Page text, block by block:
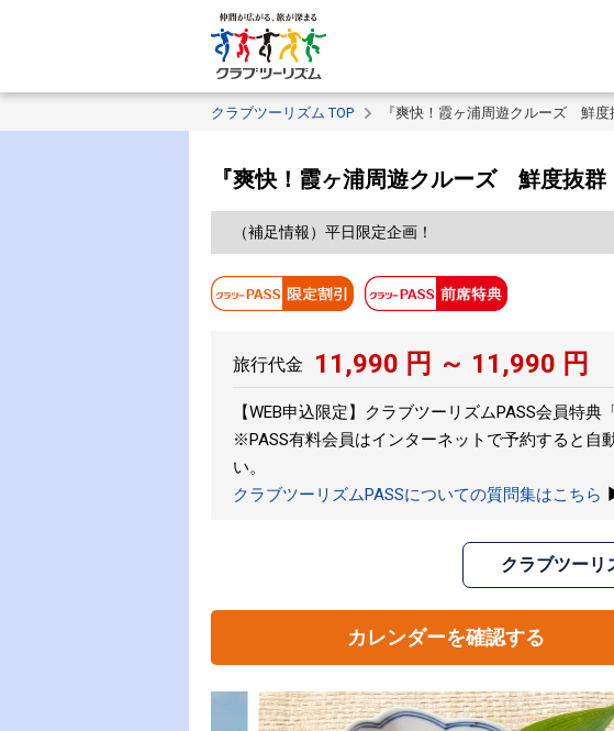
クラブツーリズム TOP 『爽快！霞ヶ浦周遊クルーズ 鮮度
『爽快！霞ヶ浦周遊クルーズ 鮮度抜群
（補足情報）平日限定企画！
旅行代金 11,990 円 ～ 11,990 円
【WEB申込限定】クラブツーリズムPASS会員特典
※PASS有料会員はインターネットで予約すると自
い。
クラブツーリズムPASSについての質問集はこちら
クラブツーリ
カレンダーを確認する